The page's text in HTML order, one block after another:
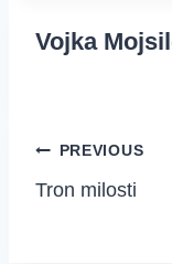
Vojka
Post
navigation
PREVIOUS
Tron milosti